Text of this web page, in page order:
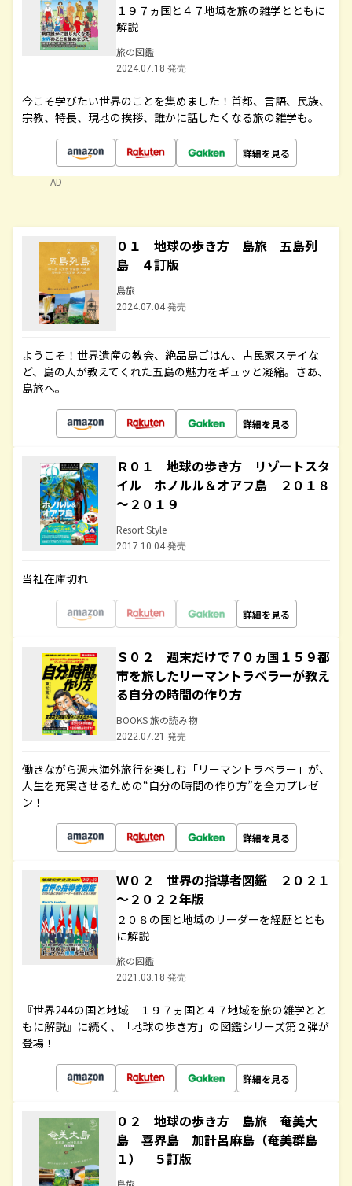
１９７ヵ国と４７地域を旅の雑学とともに
解説
旅の図鑑
2024.07.18 発売
今こそ学びたい世界のことを集めました！首都、言語、民族、
宗教、特長、現地の挨拶、誰かに話したくなる旅の雑学も。
詳細を見る
AD
０１ 地球の歩き方 島旅 五島列
島 ４訂版
島旅
2024.07.04 発売
ようこそ！世界遺産の教会、絶品島ごはん、古民家ステイな
ど、島の人が教えてくれた五島の魅力をギュッと凝縮。さあ、
島旅へ。
詳細を見る
Ｒ０１ 地球の歩き方 リゾートスタ
イル ホノルル＆オアフ島 ２０１８
～２０１９
Resort Style
2017.10.04 発売
当社在庫切れ
詳細を見る
Ｓ０２ 週末だけで７０ヵ国１５９都
市を旅したリーマントラベラーが教え
る自分の時間の作り方
BOOKS 旅の読み物
2022.07.21 発売
働きながら週末海外旅行を楽しむ「リーマントラベラー」が、
人生を充実させるための“自分の時間の作り方”を全力プレゼ
ン！
詳細を見る
Ｗ０２ 世界の指導者図鑑 ２０２１
～２０２２年版
２０８の国と地域のリーダーを経歴ととも
に解説
旅の図鑑
2021.03.18 発売
『世界244の国と地域 １９７ヵ国と４７地域を旅の雑学とと
もに解説』に続く、「地球の歩き方」の図鑑シリーズ第２弾が
登場！
詳細を見る
０２ 地球の歩き方 島旅 奄美大
島 喜界島 加計呂麻島（奄美群島
１） ５訂版